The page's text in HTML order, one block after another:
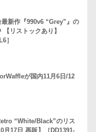
新作『990v6 “Grey”』の
リストックあり】
］
が国内11月6日/12
“White/Black”のリス
月17日 再販】［DD1391-